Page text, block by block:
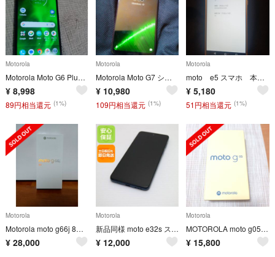
Motorola
Motorola Moto G6 Plus シムフリースマートフォンスマホ本体
¥ 8,998
89円相当還元 (1%)
Motorola
Motorola Moto G7 シムフリースマートフォン本体 スマホ本体
¥ 10,980
109円相当還元 (1%)
Motorola
moto e5 スマホ 本体 モトローラ スマートフォン 本体 ワイモバイル
¥ 5,180
51円相当還元 (1%)
Motorola
Motorola moto g66j 8GB/128GB スマートフォン 緑
¥ 28,000
Motorola
新品同様 moto e32s スレートグレイ M333
¥ 12,000
Motorola
MOTOROLA moto g05 本体 新品 フレッシュラベンダー
¥ 15,800